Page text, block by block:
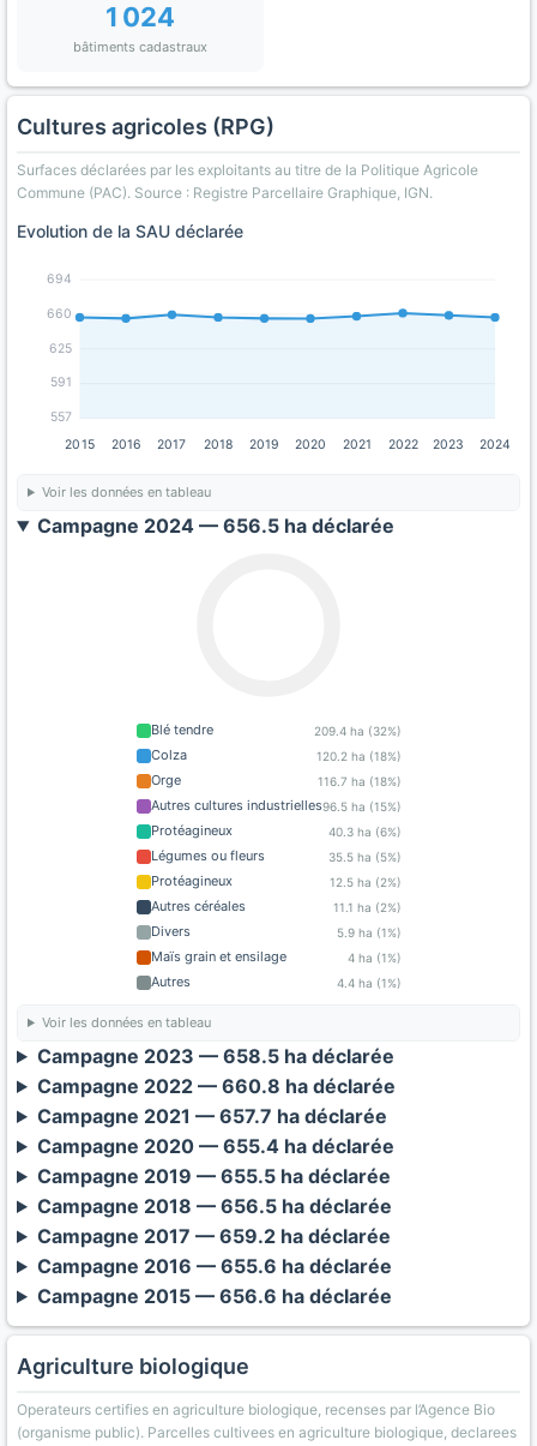
1 024
bâtiments cadastraux
Cultures agricoles (RPG)
Surfaces déclarées par les exploitants au titre de la Politique Agricole
Commune (PAC). Source : Registre Parcellaire Graphique, IGN.
Evolution de la SAU déclarée
557
591
625
660
694
2015 2016 2017 2018 2019 2020 2021 2022 2023 2024
Voir les données en tableau
Campagne 2024 — 656.5 ha déclarée
Blé tendre 209.4 ha (32%)
Colza 120.2 ha (18%)
Orge 116.7 ha (18%)
Autres cultures industrielles96.5 ha (15%)
Protéagineux 40.3 ha (6%)
Légumes ou fleurs 35.5 ha (5%)
Protéagineux 12.5 ha (2%)
Autres céréales 11.1 ha (2%)
Divers 5.9 ha (1%)
Maïs grain et ensilage 4 ha (1%)
Autres 4.4 ha (1%)
Voir les données en tableau
Campagne 2023 — 658.5 ha déclarée
Campagne 2022 — 660.8 ha déclarée
Campagne 2021 — 657.7 ha déclarée
Campagne 2020 — 655.4 ha déclarée
Campagne 2019 — 655.5 ha déclarée
Campagne 2018 — 656.5 ha déclarée
Campagne 2017 — 659.2 ha déclarée
Campagne 2016 — 655.6 ha déclarée
Campagne 2015 — 656.6 ha déclarée
Agriculture biologique
Operateurs certifies en agriculture biologique, recenses par l’Agence Bio
(organisme public). Parcelles cultivees en agriculture biologique, declarees